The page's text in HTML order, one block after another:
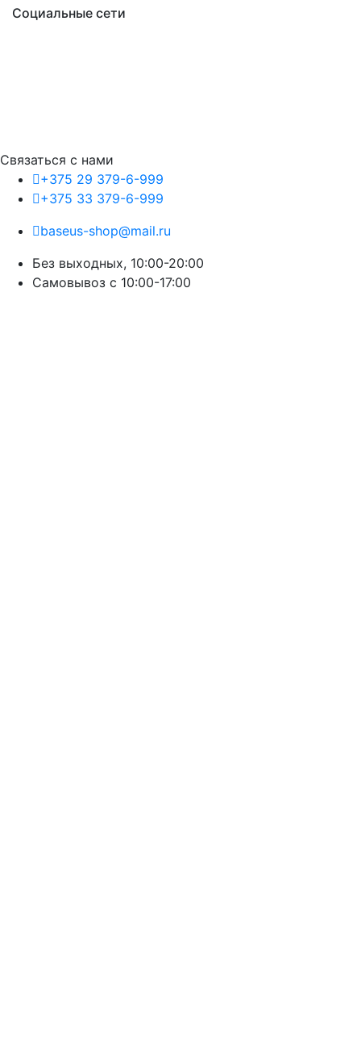
Социальные сети
Связаться с нами
+375 29 379-6-999
+375 33 379-6-999
baseus-shop@mail.ru
Без выходных, 10:00-20:00
Cамовывоз с 10:00-17:00